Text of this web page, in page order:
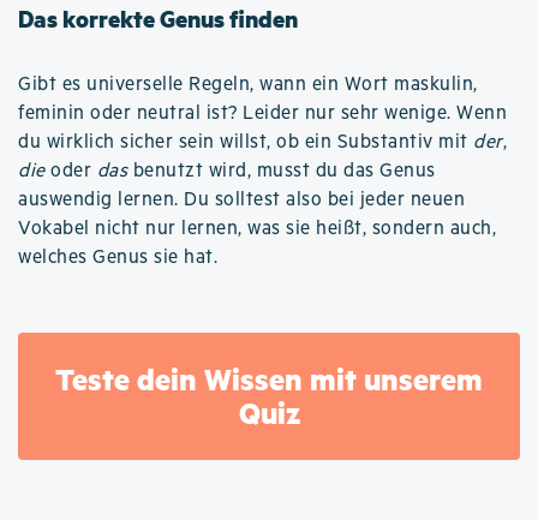
Das korrekte Genus finden
Gibt es universelle Regeln, wann ein Wort maskulin,
feminin oder neutral ist? Leider nur sehr wenige. Wenn
du wirklich sicher sein willst, ob ein Substantiv mit der,
dieoder dasbenutzt wird, musst du das Genus
auswendig lernen. Du solltest also bei jeder neuen
Vokabel nicht nur lernen, was sie heißt, sondern auch,
welches Genus sie hat.
Teste dein Wissen mit unserem
Quiz